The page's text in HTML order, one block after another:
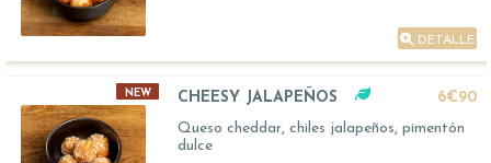
DETALLE
NEW CHEESY JALAPEÑOS
6€90
Queso cheddar, chiles jalapeños, pimentón
dulce